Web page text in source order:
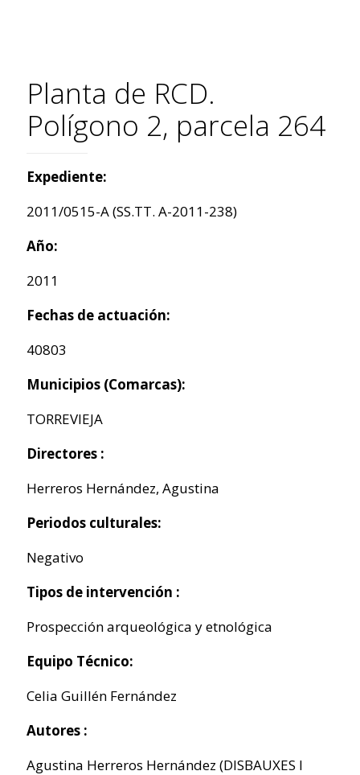
Planta de RCD.
Polígono 2, parcela 264
Expediente:
2011/0515-A (SS.TT. A-2011-238)
Año:
2011
Fechas de actuación:
40803
Municipios (Comarcas):
TORREVIEJA
Directores :
Herreros Hernández, Agustina
Periodos culturales:
Negativo
Tipos de intervención :
Prospección arqueológica y etnológica
Equipo Técnico:
Celia Guillén Fernández
Autores :
Agustina Herreros Hernández (DISBAUXES I